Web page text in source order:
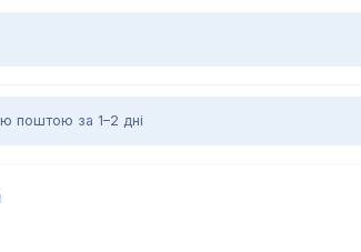
поштою за 1–2 дні